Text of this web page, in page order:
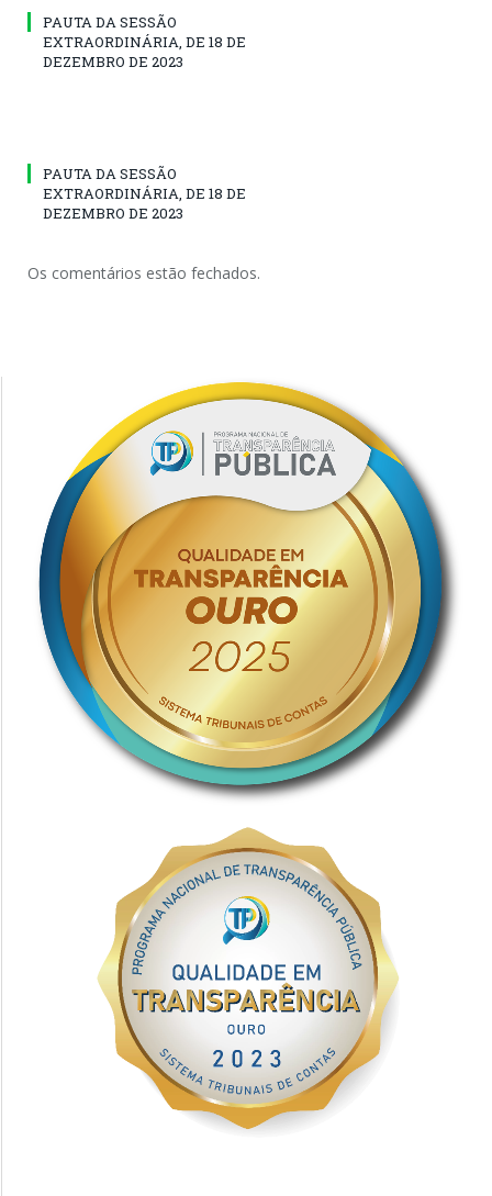
PAUTA DA SESSÃO
EXTRAORDINÁRIA, DE 18 DE
DEZEMBRO DE 2023
PAUTA DA SESSÃO
EXTRAORDINÁRIA, DE 18 DE
DEZEMBRO DE 2023
Os comentários estão fechados.